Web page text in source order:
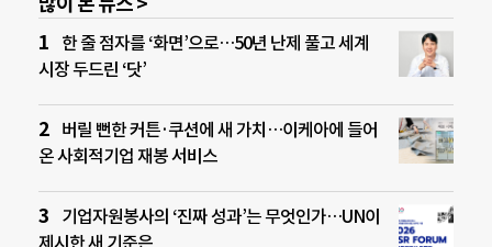
한 줄 점자를 ‘화면’으로…50년 난제 풀고 세계
시장 두드린 ‘닷’
버릴 뻔한 커튼·쿠션에 새 가치…이케아에 들어
온 사회적기업 재봉 서비스
기업자원봉사의 ‘진짜 성과’는 무엇인가…UN이